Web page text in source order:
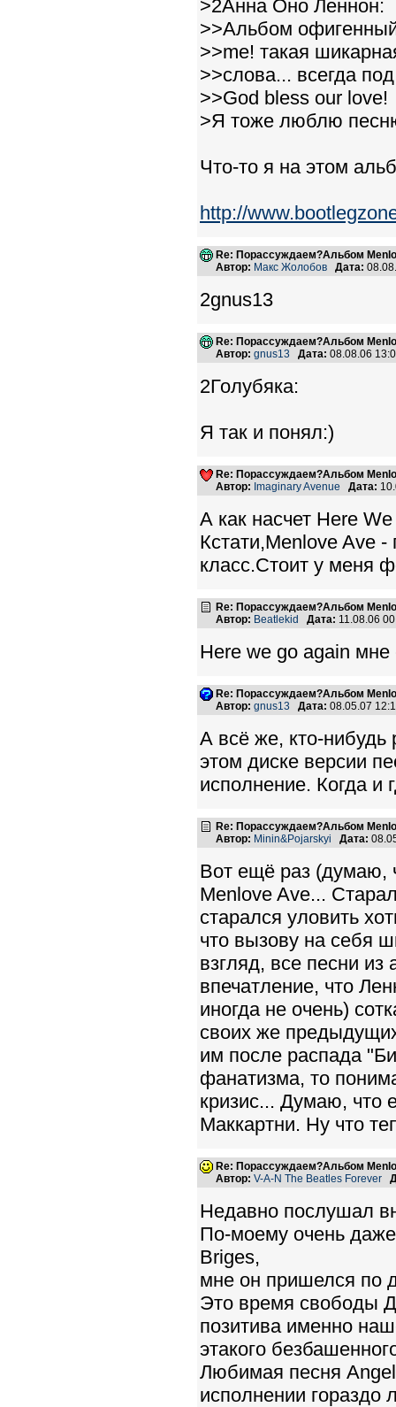
>2Анна Оно Леннон:
>>Альбом
>>me! такая
>>слова... всегда
>>God bless our love!
>Я тоже люблю
Что-то я на этом
http://
Re: Порассуждаем?Альбом
Автор: Макс Жолобов Дата:
2gnus13
Re: Порассуждаем?Альбом
Автор: gnus13 Дата: 08.08.06
2Голубяка:
Я так и понял:)
Re: Порассуждаем?Альбом
Автор: Imaginary Avenue Дата:
А как насчет Here
Кстати,Menlove Ave
класс.Стоит у меня
Re: Порассуждаем?Альбом
Автор: Beatlekid Дата: 11.08.06
Here we go again
Re: Порассуждаем?Альбом
Автор: gnus13 Дата: 08.05.07
А всё же, кто-нибудь
этом диске версии
исполнение. Когда и
Re: Порассуждаем?Альбом
Автор: Minin&Pojarskyi Дата:
Вот ещё раз (думаю,
Menlove Ave...
старался уловить
что вызову на себя
взгляд, все песни
впечатление, что
иногда не очень)
своих же
им после распада
фанатизма, то
кризис... Думаю, что
Маккартни. Ну что
Re: Порассуждаем?Альбом
Автор: V-A-N The Beatles Forever
Недавно послушал
По-моему очень
Briges,
мне он пришелся по
Это время свободы
позитива именно
этакого
Любимая песня
исполнении гораздо